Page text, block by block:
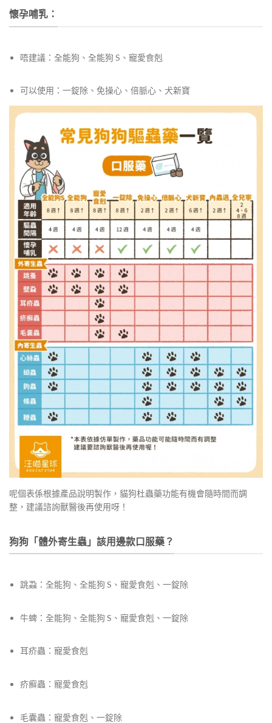
懷孕哺乳：
唔建議：全能狗、全能狗 S、寵愛食剋
可以使用：一錠除、免操心、倍脈心、犬新寶
呢個表係根據產品說明製作，貓狗杜蟲藥功能有機會隨時間而調
整，建議諮詢獸醫後再使用呀！
狗狗「體外寄生蟲」該用邊款口服藥？
跳蝨：全能狗、全能狗 S、寵愛食剋、一錠除
牛蜱：全能狗、全能狗 S、寵愛食剋、一錠除
耳疥蟲：寵愛食剋
疥癬蟲：寵愛食剋
毛囊蟲 ：寵愛食剋、一錠除